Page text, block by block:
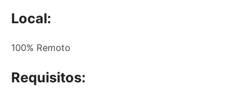
Local:
100% Remoto
Requisitos: